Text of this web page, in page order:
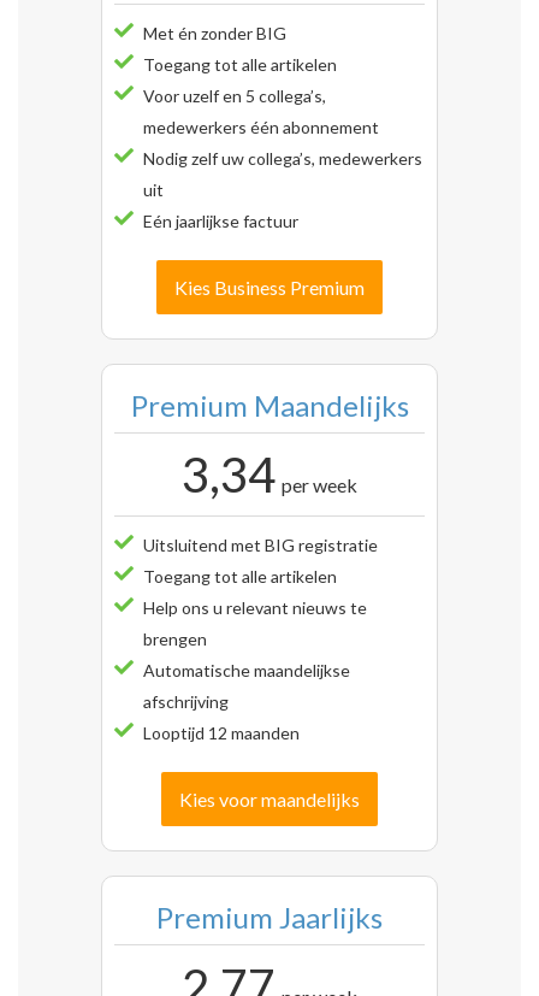
Met én zonder BIG
Toegang tot alle artikelen
Voor uzelf en 5 collega’s,
medewerkers één abonnement
Nodig zelf uw collega’s, medewerkers
uit
Eén jaarlijkse factuur
Kies Business Premium
Premium Maandelijks
3,34 per week
Uitsluitend met BIG registratie
Toegang tot alle artikelen
Help ons u relevant nieuws te
brengen
Automatische maandelijkse
afschrijving
Looptijd 12 maanden
Kies voor maandelijks
Premium Jaarlijks